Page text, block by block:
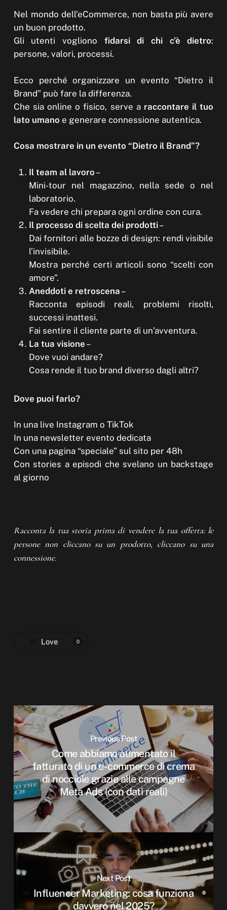
Nel mondo dell’eCommerce, non basta più avere
un buon prodotto.
Gli utenti vogliono fidarsi di chi c’è dietro:
persone, valori, processi.
Ecco perché organizzare un evento “Dietro il
Brand” può fare la differenza.
Che sia online o fisico, serve a raccontare il tuo
lato umano e generare connessione autentica.
Cosa mostrare in un evento “Dietro il Brand”?
Il team al lavoro –
Mini-tour nel magazzino, nella sede o nel
laboratorio.
Fa vedere chi prepara ogni ordine con cura.
Il processo di scelta dei prodotti–
Dai fornitori alle bozze di design: rendi visibile
l’invisibile.
Mostra perché certi articoli sono “scelti con
amore”.
Aneddoti e retroscena –
Racconta episodi reali, problemi risolti,
successi inattesi.
Fai sentire il cliente parte di un’avventura.
La tua visione –
Dove vuoi andare?
Cosa rende il tuo brand diverso dagli altri?
Dove puoi farlo?
In una live Instagram o TikTok
In una newsletter evento dedicata
Con una pagina “speciale” sul sito per 48h
Con stories a episodi che svelano un backstage
al giorno
Racconta la tua storia prima di vendere la tua offerta: le
persone non cliccano su un prodotto, cliccano su una
connessione.
Love 0
Previous Post
Come abbiamo aumentato il
fatturato di un e-commerce di crema
di nocciole grazie alle campagne
Meta Ads (con dati reali)
Next Post
Influencer Marketing: cosa funziona
davvero nel 2025?